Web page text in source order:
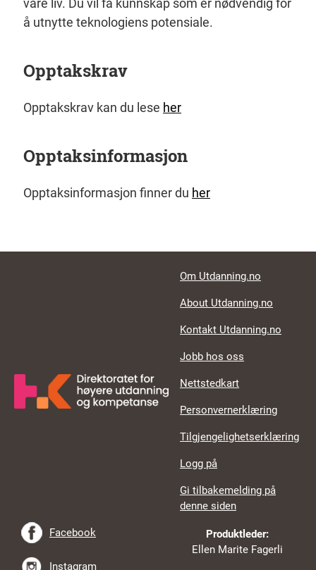
våre liv. Du vil få kunnskap som er nødvendig for
å utnytte teknologiens potensiale.
Opptakskrav
Opptakskrav kan du lese her
Opptaksinformasjon
Opptaksinformasjon finner du her
Footer links
Om Utdanning.no
About Utdanning.no
Kontakt Utdanning.no
Jobb hos oss
Nettstedkart
Personvernerklæring
Tilgjengelighetserklæring
Logg på
Gi tilbakemelding på
denne siden
Produktleder:
Ellen Marite Fagerli
Facebook
Instagram